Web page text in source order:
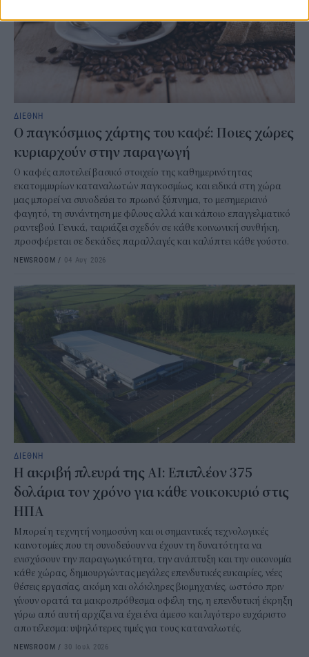
ΔΙΕΘΝΗ
Ο παγκόσμιος χάρτης του καφέ: Ποιες χώρες
κυριαρχούν στην παραγωγή
Ο καφές αποτελεί βασικό στοιχείο της καθημερινότητας
εκατομμυρίων καταναλωτών παγκοσμίως, και ειδικά στη χώρα
μας μπορεί να συνοδεύει το πρωινό ξύπνημα, το μεσημεριανό
φαγητό, τη συνάντηση με φίλους αλλά και κάποιο επαγγελματικό
ραντεβού. Γενικά, ταιριάζει σχεδόν σε κάθε κοινωνική συνθήκη,
προσφέρεται σε δεκάδες παραλλαγές και καλύπτει κάθε γούστο.
NEWSROOM / 04 Αυγ 2026
ΔΙΕΘΝΗ
Η ακριβή πλευρά της AI: Επιπλέον 375
δολάρια τον χρόνο για κάθε νοικοκυριό στις
ΗΠΑ
Μπορεί η τεχνητή νοημοσύνη και οι σημαντικές τεχνολογικές
καινοτομίες που τη συνοδεύουν να έχουν τη δυνατότητα να
ενισχύσουν την παραγωγικότητα, την ανάπτυξη και την οικονομία
κάθε χώρας, δημιουργώντας μεγάλες επενδυτικές ευκαιρίες, νέες
θέσεις εργασίας, ακόμη και ολόκληρες βιομηχανίες, ωστόσο πριν
γίνουν ορατά τα μακροπρόθεσμα οφέλη της, η επενδυτική έκρηξη
γύρω από αυτή αρχίζει να έχει ένα άμεσο και λιγότερο ευχάριστο
αποτέλεσμα: υψηλότερες τιμές για τους καταναλωτές.
NEWSROOM / 30 Ιουλ 2026